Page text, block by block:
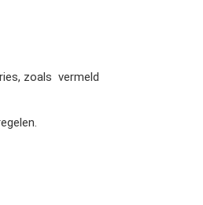
zoals vermeld